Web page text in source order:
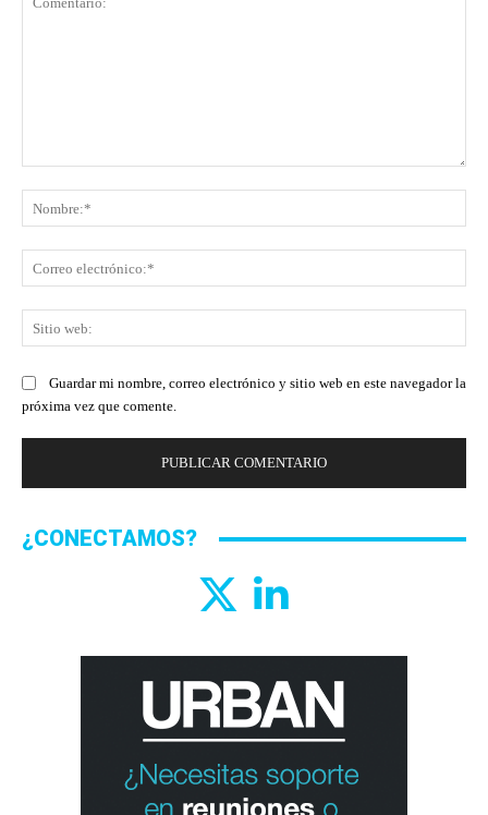
Guardar mi nombre, correo electrónico y sitio web en este navegador la
próxima vez que comente.
¿CONECTAMOS?